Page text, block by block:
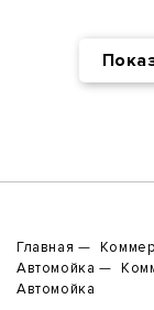
Главная
Автомойка
Автомойка